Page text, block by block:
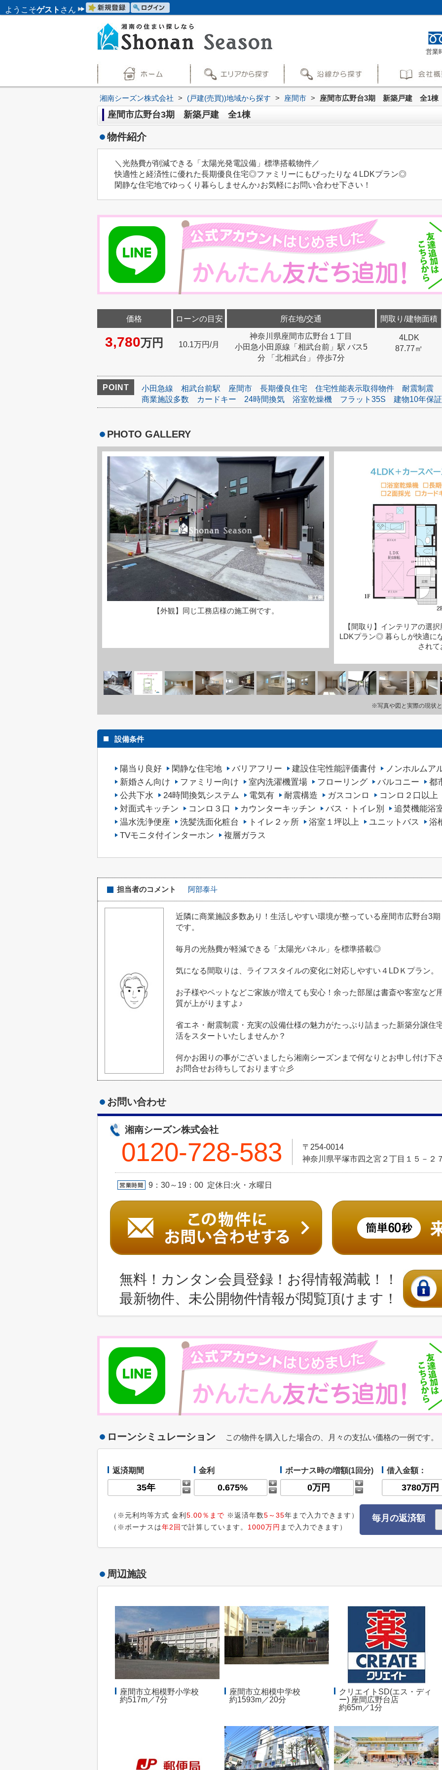
ようこそゲスト さん
営業
湘南シーズン株式会社 > (戸建(売買))地域から探す > 座間市 > 座間市広野台3期 新築戸建 全1棟
座間市広野台3期 新築戸建 全1棟
物件紹介
＼光熱費が削減できる「太陽光発電設備」標準搭載物件／
快適性と経済性に優れた長期優良住宅◎ファミリーにもぴったりな４LDKプラン◎
閑静な住宅地でゆっくり暮らしませんか♪お気軽にお問い合わせ下さい！
価格
3,780万円
ローンの目安
10.1万円/月
所在地/交通
神奈川県座間市広野台１丁目
小田急小田原線「相武台前」駅 バス5
分 「北相武台」 停歩7分
間取り/建物面積
4LDK
87.77㎡
POINT 小田急線 相武台前駅 座間市 長期優良住宅 住宅性能表示取得物件 耐震制震
商業施設多数
カードキー 24時間換気 浴室乾燥機 フラット35S 建物10年保証
PHOTO GALLERY
【外観】同じ工務店様の施工例です。
【間取り】インテリアの選
LDKプラン◎ 暮らしが快適に
され
※写真や図と実際の現状
設備条件
陽当り良好 閑静な住宅地 バリアフリー 建設住宅性能評価書付
ノンホルムア
新婚さん向け
ファミリー向け 室内洗濯機置場 フローリング バルコニー
都
公共下水
24時間換気システム 電気有 耐震構造 ガスコンロ
コンロ２口以上
対面式キッチン
コンロ３口 カウンターキッチン バス・トイレ別
追焚機能浴
温水洗浄便座
洗髪洗面化粧台 トイレ２ヶ所 浴室１坪以上 ユニットバス
浴
TVモニタ付インターホン
複層ガラス
担当者のコメント 阿部泰斗
近隣に商業施設多数あり！生活しやすい環境が整っている座間市広野台
です。
毎月の光熱費が軽減できる「太陽光パネル」を標準搭載◎
気になる間取りは、ライフスタイルの変化に対応しやすい４LDＫプラン。
お子様やペットなどご家族が増えても安心！余った部屋は書斎や客室など
質が上がりますよ♪
省エネ・耐震制震・充実の設備仕様の魅力がたっぷり詰まった新築分譲住
活をスタートいたしませんか？
何かお困りの事がございましたら湘南シーズンまで何なりとお申し付け下
お問合せお待ちしております☆彡
お問い合わせ
湘南シーズン株式会社
0120-728-583
〒254-0014
神奈川県平塚市四之宮２丁目１５－２
9：30～19：00 定休日:火・水曜日
無料！カンタン会員登録！お得情報満載！！
最新物件、未公開物件情報が閲覧頂けます！
ローンシミュレーション この物件を購入した場合の、月々の支払い価格の一例です。
返済期間 金利 ボーナス時の増額(1回分) 借入金額：
（※元利均等方式 金利 5.00％まで ※返済年数5～35年まで入力できます）
（※ボーナスは年2回 で計算しています。 1000万円 まで入力できます）
毎月の返済額
周辺施設
座間市立相模野小学校
約517m／7分
座間市立相模中学校
約1593m／20分
クリエイトSD(エス・ディ
ー) 座間広野台店
約65m／1分